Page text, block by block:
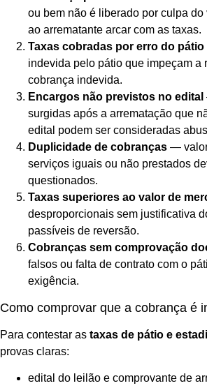
ou bem não é liberado por culpa
ao arrematante arcar com as taxas.
Taxas cobradas por erro do pátio
indevida pelo pátio que impeçam a
cobrança indevida.
Encargos não previstos no edital
surgidas após a arrematação que
edital podem ser consideradas
Duplicidade de cobranças —
serviços iguais ou não prestados
questionados.
Taxas superiores ao valor de
desproporcionais sem justificativa
passíveis de reversão.
Cobranças sem comprovação
falsos ou falta de contrato com o
exigência.
Como comprovar que a cobrança é
Para contestar as taxas de pátio e
provas claras:
edital do leilão e comprovante de